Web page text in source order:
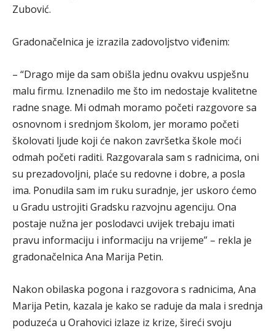
Zubović.
Gradonačelnica je izrazila zadovoljstvo viđenim:
– “Drago mije da sam obišla jednu ovakvu uspješnu
malu firmu. Iznenadilo me što im nedostaje kvalitetne
radne snage. Mi odmah moramo početi razgovore sa
osnovnom i srednjom školom, jer moramo početi
školovati ljude koji će nakon završetka škole moći
odmah početi raditi. Razgovarala sam s radnicima, oni
su prezadovoljni, plaće su redovne i dobre, a posla
ima. Ponudila sam im ruku suradnje, jer uskoro ćemo
u Gradu ustrojiti Gradsku razvojnu agenciju. Ona
postaje nužna jer poslodavci uvijek trebaju imati
pravu informaciju i informaciju na vrijeme” – rekla je
gradonačelnica Ana Marija Petin.
Nakon obilaska pogona i razgovora s radnicima, Ana
Marija Petin, kazala je kako se raduje da mala i srednja
poduzeća u Orahovici izlaze iz krize, šireći svoju